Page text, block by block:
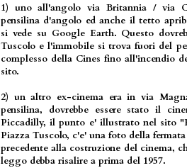
1) uno all'angolo via Britannia / via
pensilina d'angolo ed anche il tetto
si vede su Google Earth. Questo
Tuscolo e l'immobile si trova fuori del
complesso della Cines fino all'incendio
sito.
2) un altro ex-cinema era in via
pensilina, dovrebbe essere stato il
Piccadilly, il punto e' illustrato nel sito
Piazza Tuscolo, c'e' una foto della
precedente alla costruzione del cinema,
leggo debba risalire a prima del 1957.